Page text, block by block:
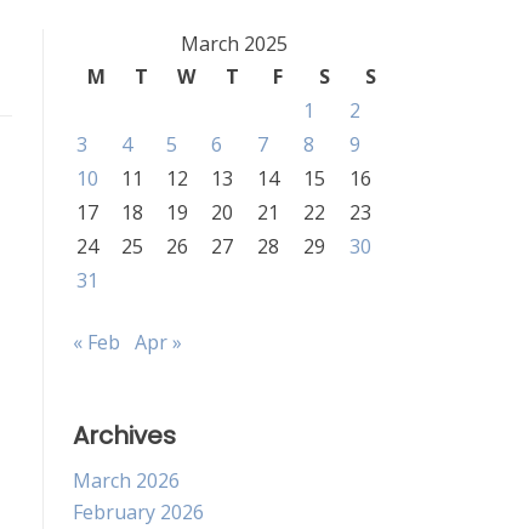
March 2025
M
T W T F S
S
1
2
3
4 5 6 7 8
9
10
11 12 13 14 15
16
17
18 19 20 21 22
23
24
25 26 27 28 29
30
31
« Feb Apr »
Archives
March 2026
February 2026